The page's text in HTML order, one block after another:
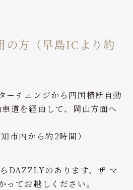
の方（早島ICより約
ーチェンジから四国横断自動
道を経由して、岡山方面へ
市内から約2時間）
DAZZLYのあります、ザ マ
ってお越しください。